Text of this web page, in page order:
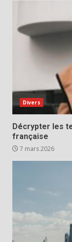
Divers
Décrypter les
française
7 mars 2026